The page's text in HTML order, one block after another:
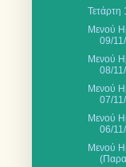
Τετάρτη
Μενού
09/
Μενού
08/
Μενού
07/
Μενού
06/
Μενού